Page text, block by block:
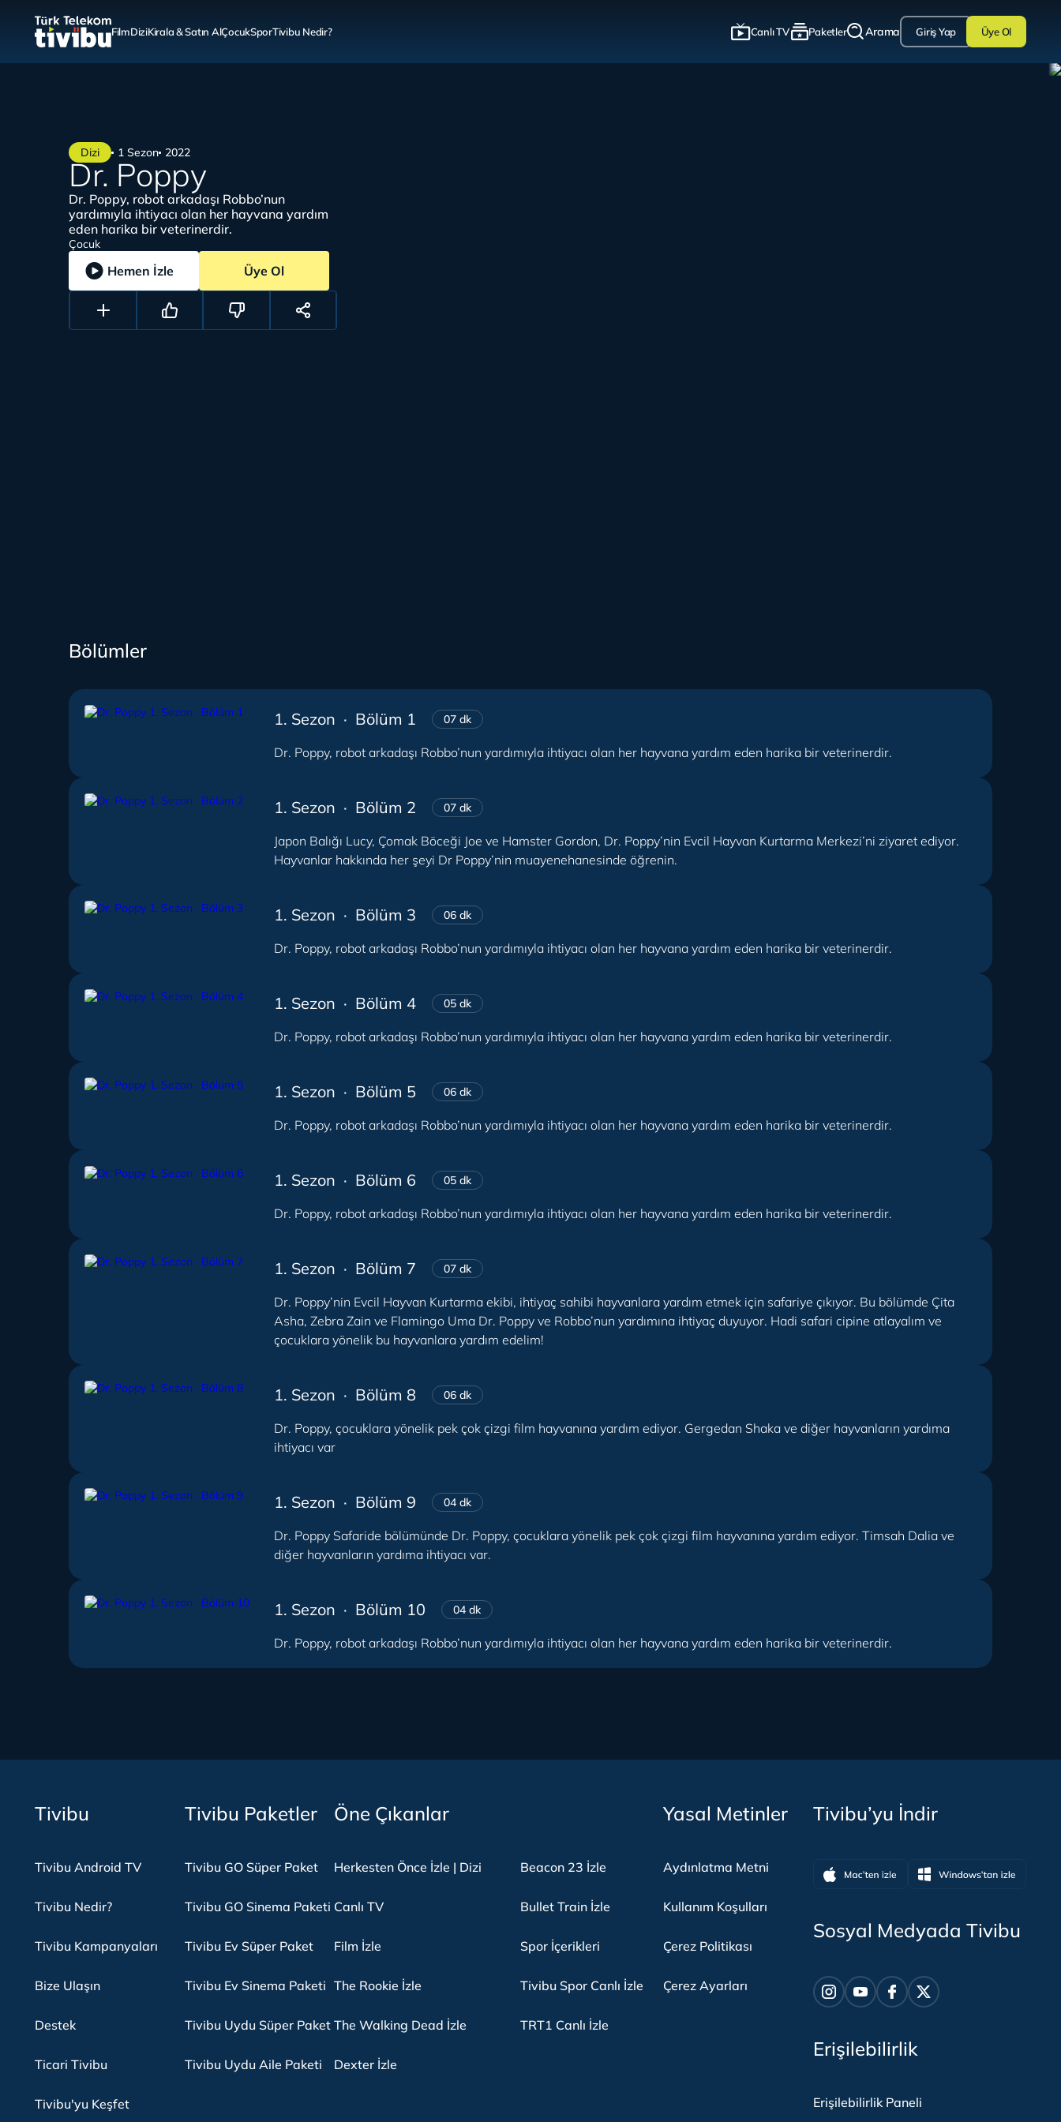
FilmDiziKirala & Satın AlÇocukSporTivibu Nedir? Canlı TV Paketler Arama Giriş Yap Üye Ol
Dizi 1 Sezon 2022
Dr. Poppy
Dr. Poppy, robot arkadaşı Robbo’nun
yardımıyla ihtiyacı olan her hayvana yardım
eden harika bir veterinerdir.
Çocuk
Hemen İzle Üye Ol
Bölümler
1. Sezon · Bölüm 1 07 dk
Dr. Poppy, robot arkadaşı Robbo’nun yardımıyla ihtiyacı olan her hayvana yardım eden harika bir veterinerdir.
1. Sezon · Bölüm 2 07 dk
Japon Balığı Lucy, Çomak Böceği Joe ve Hamster Gordon, Dr. Poppy’nin Evcil Hayvan Kurtarma Merkezi’ni ziyaret ediyor.
Hayvanlar hakkında her şeyi Dr Poppy’nin muayenehanesinde öğrenin.
1. Sezon · Bölüm 3 06 dk
Dr. Poppy, robot arkadaşı Robbo’nun yardımıyla ihtiyacı olan her hayvana yardım eden harika bir veterinerdir.
1. Sezon · Bölüm 4 05 dk
Dr. Poppy, robot arkadaşı Robbo’nun yardımıyla ihtiyacı olan her hayvana yardım eden harika bir veterinerdir.
1. Sezon · Bölüm 5 06 dk
Dr. Poppy, robot arkadaşı Robbo’nun yardımıyla ihtiyacı olan her hayvana yardım eden harika bir veterinerdir.
1. Sezon · Bölüm 6 05 dk
Dr. Poppy, robot arkadaşı Robbo’nun yardımıyla ihtiyacı olan her hayvana yardım eden harika bir veterinerdir.
1. Sezon · Bölüm 7 07 dk
Dr. Poppy’nin Evcil Hayvan Kurtarma ekibi, ihtiyaç sahibi hayvanlara yardım etmek için safariye çıkıyor. Bu bölümde Çita
Asha, Zebra Zain ve Flamingo Uma Dr. Poppy ve Robbo’nun yardımına ihtiyaç duyuyor. Hadi safari cipine atlayalım ve
çocuklara yönelik bu hayvanlara yardım edelim!
1. Sezon · Bölüm 8 06 dk
Dr. Poppy, çocuklara yönelik pek çok çizgi film hayvanına yardım ediyor. Gergedan Shaka ve diğer hayvanların yardıma
ihtiyacı var
1. Sezon · Bölüm 9 04 dk
Dr. Poppy Safaride bölümünde Dr. Poppy, çocuklara yönelik pek çok çizgi film hayvanına yardım ediyor. Timsah Dalia ve
diğer hayvanların yardıma ihtiyacı var.
1. Sezon · Bölüm 10 04 dk
Dr. Poppy, robot arkadaşı Robbo’nun yardımıyla ihtiyacı olan her hayvana yardım eden harika bir veterinerdir.
Tivibu
Tivibu Android TV
Tivibu Nedir?
Tivibu Kampanyaları
Bize Ulaşın
Destek
Ticari Tivibu
Tivibu'yu Keşfet
Tivibu Paketler
Tivibu GO Süper Paket
Tivibu GO Sinema Paketi
Tivibu Ev Süper Paket
Tivibu Ev Sinema Paketi
Tivibu Uydu Süper Paket
Tivibu Uydu Aile Paketi
Öne Çıkanlar
Herkesten Önce İzle | Dizi
Canlı TV
Film İzle
The Rookie İzle
The Walking Dead İzle
Dexter İzle
Beacon 23 İzle
Bullet Train İzle
Spor İçerikleri
Tivibu Spor Canlı İzle
TRT1 Canlı İzle
Yasal Metinler
Aydınlatma Metni
Kullanım Koşulları
Çerez Politikası
Çerez Ayarları
Tivibu’yu İndir
Sosyal Medyada Tivibu
Erişilebilirlik
Erişilebilirlik Paneli